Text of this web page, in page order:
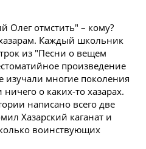
Олег отмстить" – кому?
Каждый школьник
из "Песни о вещем
произведение
многие поколения
о каких-то хазарах.
написано всего две
Хазарский каганат и
воинствующих